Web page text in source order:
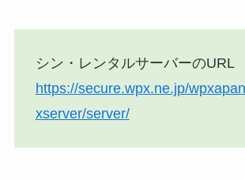
シン・レンタルサーバーのURL
https://secure.wpx.ne.jp/
xserver/server/